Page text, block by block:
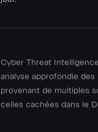
Cyber Threat
analyse approfondie des
provenant de multiples
celles cachées dans le